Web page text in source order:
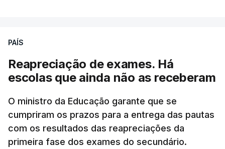
PAÍS
Reapreciação de exames. Há
escolas que ainda não as receberam
O ministro da Educação garante que se
cumpriram os prazos para a entrega das pautas
com os resultados das reapreciações da
primeira fase dos exames do secundário.